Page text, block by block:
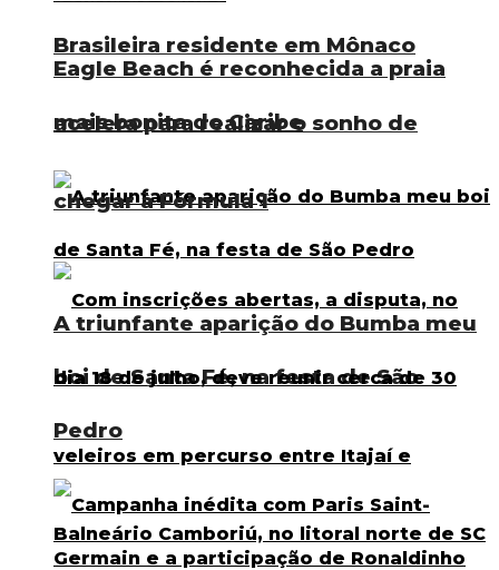
Eagle Beach é reconhecida a praia
mais bonita do Caribe
A triunfante aparição do Bumba meu
boi de Santa Fé, na festa de São
Pedro
Brasileira residente em Mônaco
acelera para realizar o sonho de
chegar à Fórmula 1